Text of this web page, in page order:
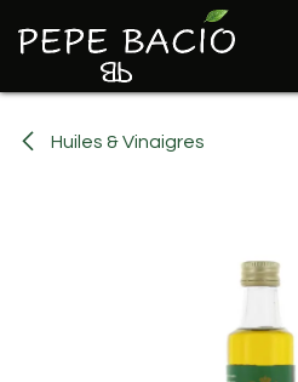
Huiles & Vinaigres